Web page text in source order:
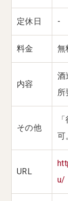
定休日 -
料金 無
内容
酒
その他
可
URL
u/